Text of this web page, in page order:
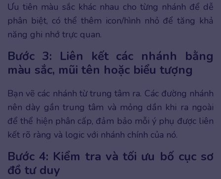
Ưu tiên màu sắc khác nhau cho từng nhánh để dễ
phân biệt, có thể thêm icon/hình nhỏ để tăng khả
năng ghi nhớ trực quan.
Bước 3: Liên kết các nhánh bằng
màu sắc, mũi tên hoặc biểu tượng
Bạn vẽ các nhánh từ trung tâm ra. Các đường nhánh
nên dày gần trung tâm và mỏng dần khi ra ngoài
để thể hiện phân cấp, đảm bảo mỗi ý phụ được liên
kết rõ ràng và logic với nhánh chính của nó.
Bước 4: Kiểm tra và tối ưu bố cục sơ
đồ tư duy